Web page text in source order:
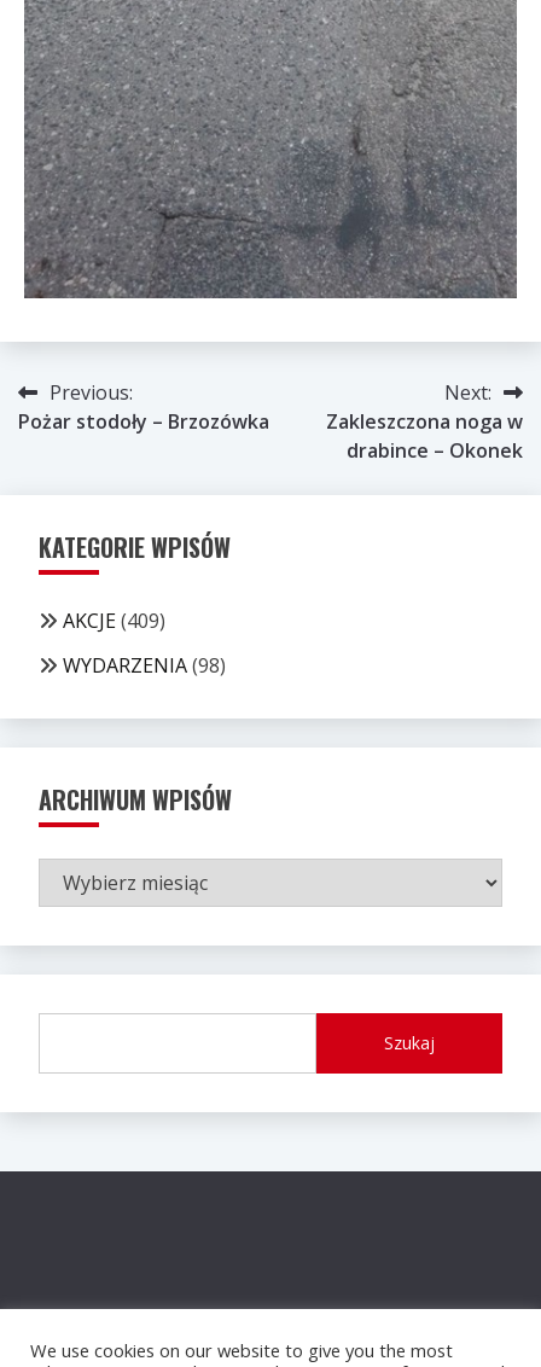
Nawigacja
wpisu
Previous:
Pożar stodoły – Brzozówka
Next:
Zakleszczona noga w
drabince – Okonek
KATEGORIE WPISÓW
AKCJE(409)
WYDARZENIA(98)
ARCHIWUM WPISÓW
ARCHIWUM
WPISÓW
Szukaj
We use cookies on our website to give you the most